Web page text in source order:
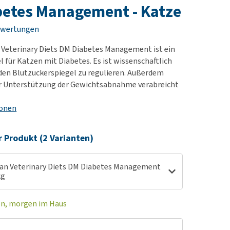
, Nieren- und
Fellprobleme und
ansehen
bekomme ich meinen
(wieder) stubenrein?
ansehen
Management - Katze
Diets DM Diabetes Management ist ein
Katzen mit Diabetes. Es ist wissenschaftlich
Blutzuckerspiegel zu regulieren. Außerdem
Unterstützung der Gewichtsabnahme verabreicht
Produkt (2 Varianten)
Veterinary Diets DM Diabetes Management
morgen im Haus